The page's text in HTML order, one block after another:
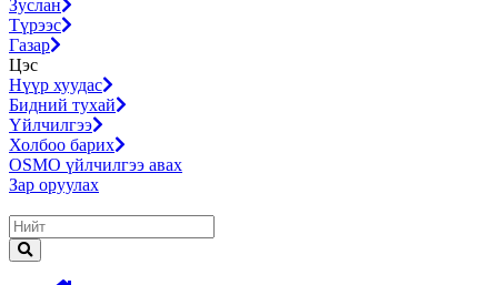
Зуслан
Түрээс
Газар
Цэс
Нүүр хуудас
Бидний тухай
Үйлчилгээ
Холбоо барих
OSMO үйлчилгээ авах
Зар оруулах